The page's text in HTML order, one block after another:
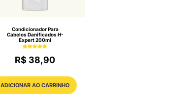
Condicionador Para
Cabelos Danificados H-
Expert 200ml
R$ 38,90
ADICIONAR AO CARRINHO